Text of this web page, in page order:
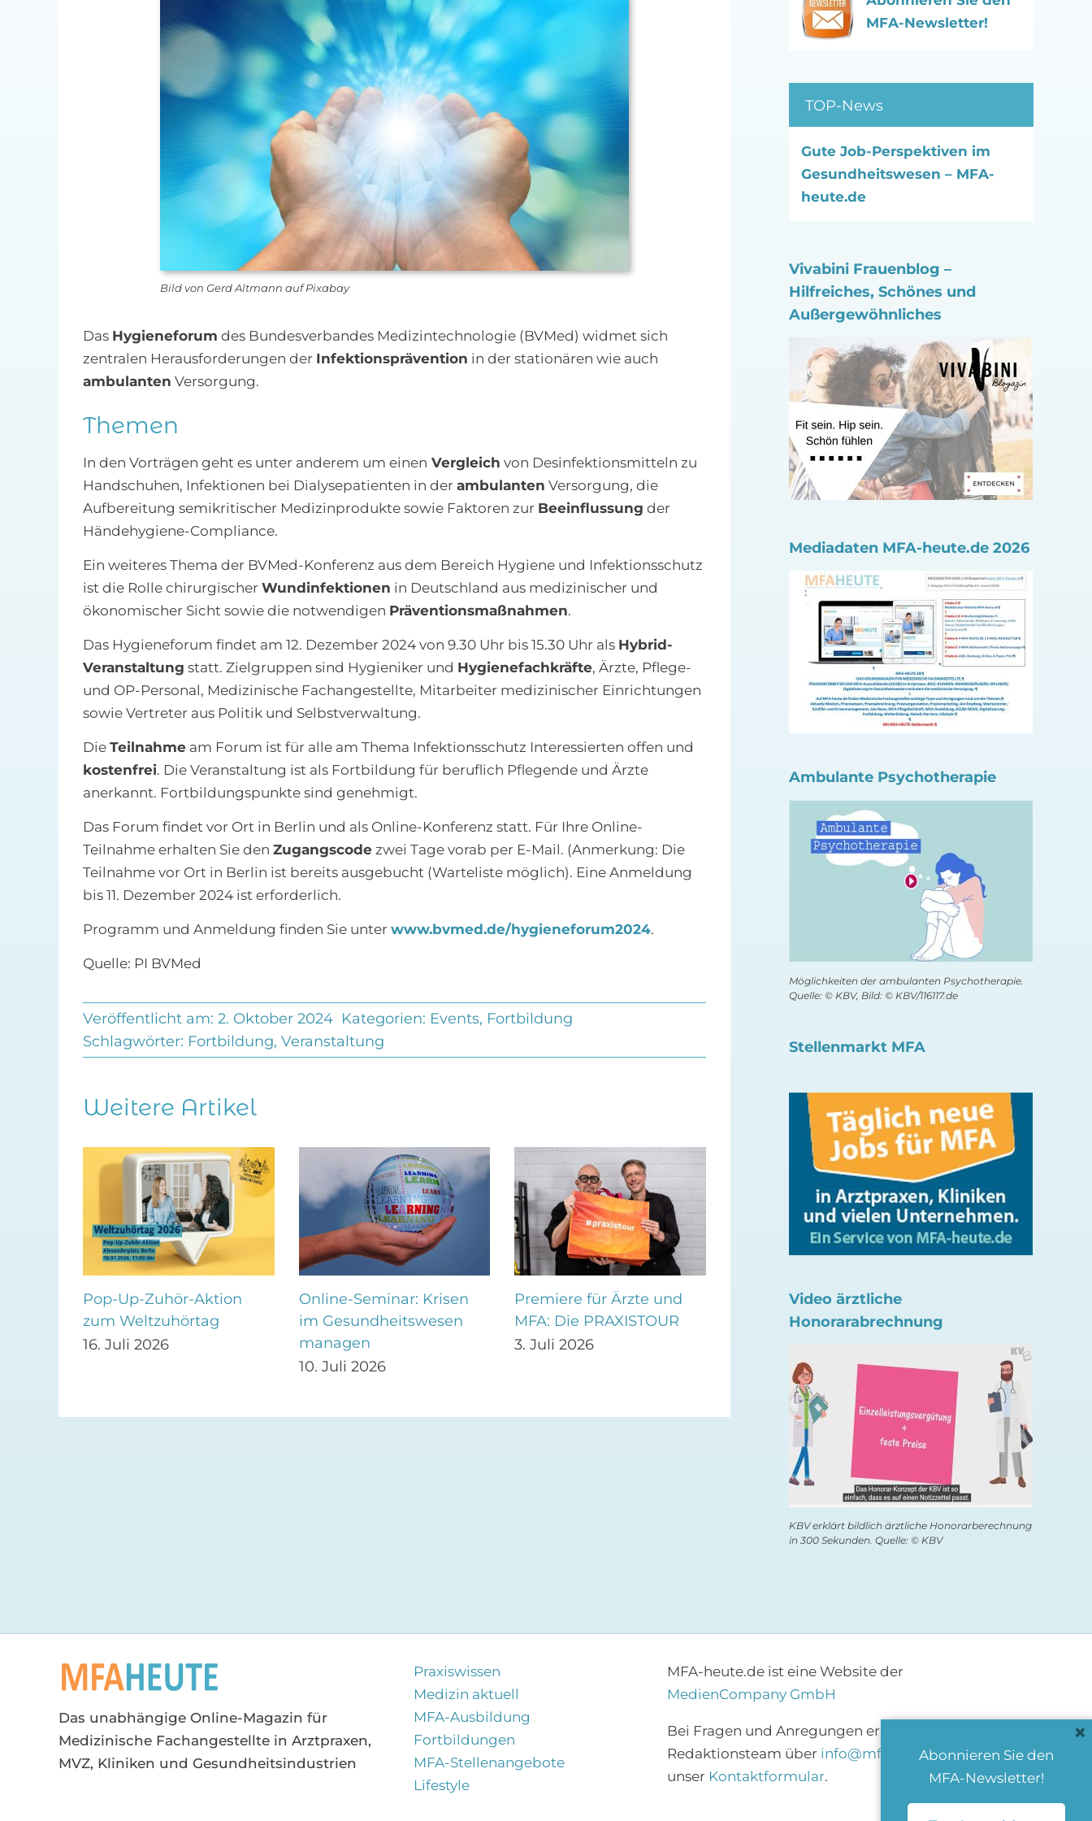
Bild von Gerd Altmann auf Pixabay
Das Hygieneforum des Bundesverbandes Medizintechnologie (BVMed) widmet sich
zentralen Herausforderungen der Infektionsprävention in der stationären wie auch
ambulanten Versorgung.
Themen
In den Vorträgen geht es unter anderem um einen Vergleich von Desinfektionsmitteln zu
Handschuhen, Infektionen bei Dialysepatienten in der ambulanten Versorgung, die
Aufbereitung semikritischer Medizinprodukte sowie Faktoren zur Beeinflussung der
Händehygiene-Compliance.
Ein weiteres Thema der BVMed-Konferenz aus dem Bereich Hygiene und Infektionsschutz
ist die Rolle chirurgischer Wundinfektionen in Deutschland aus medizinischer und
ökonomischer Sicht sowie die notwendigen Präventionsmaßnahmen.
Das Hygieneforum findet am 12. Dezember 2024 von 9.30 Uhr bis 15.30 Uhr als Hybrid-
Veranstaltung statt. Zielgruppen sind Hygieniker und Hygienefachkräfte, Ärzte, Pflege-
und OP-Personal, Medizinische Fachangestellte, Mitarbeiter medizinischer Einrichtungen
sowie Vertreter aus Politik und Selbstverwaltung.
Die Teilnahmeam Forum ist für alle am Thema Infektionsschutz Interessierten offen und
kostenfrei. Die Veranstaltung ist als Fortbildung für beruflich Pflegende und Ärzte
anerkannt. Fortbildungspunkte sind genehmigt.
Das Forum findet vor Ort in Berlin und als Online-Konferenz statt. Für Ihre Online-
Teilnahme erhalten Sie den Zugangscodezwei Tage vorab per E-Mail. (Anmerkung: Die
Teilnahme vor Ort in Berlin ist bereits ausgebucht (Warteliste möglich). Eine Anmeldung
bis 11. Dezember 2024 ist erforderlich.
Programm und Anmeldung finden Sie unter www.bvmed.de/hygieneforum2024.
Quelle: PI BVMed
Veröffentlicht am: 2. Oktober 2024 Kategorien: Events, Fortbildung
Schlagwörter: Fortbildung, Veranstaltung
Weitere Artikel
Pop-Up-Zuhör-Aktion
zum Weltzuhörtag
16. Juli 2026
Online-Seminar: Krisen
im Gesundheitswesen
managen
10. Juli 2026
Premiere für Ärzte und
MFA: Die PRAXISTOUR
3. Juli 2026
Live-Online-Seminar:
Umgang mit Fehlern im
4. August 2026
Praxisalltag
22. Juli 2026
MFA-Newsletter!
TOP-News
Gute Job-Perspektiven im
Gesundheitswesen – MFA-
heute.de
Vivabini Frauenblog –
Hilfreiches, Schönes und
Außergewöhnliches
Mediadaten MFA-heute.de 2026
Ambulante Psychotherapie
Möglichkeiten der ambulanten Psychotherapie.
Quelle: © KBV, Bild: © KBV/116117.de
Stellenmarkt MFA
Video ärztliche
Honorarabrechnung
KBV erklärt bildlich ärztliche Honorarberechnung
in 300 Sekunden. Quelle: © KBV
Das unabhängige Online-Magazin für
Medizinische Fachangestellte in Arztpraxen,
MVZ, Kliniken und Gesundheitsindustrien
Praxiswissen
Medizin aktuell
MFA-Ausbildung
Fortbildungen
MFA-Stellenangebote
Lifestyle
MFA-heute.de ist eine Website der
MedienCompany GmbH
Bei Fragen und Anregungen erreichen Sie das
Redaktionsteam über info@mfa-heute.debzw.
unser Kontaktformular.
Abonnieren Sie den
MFA-Newsletter!
×